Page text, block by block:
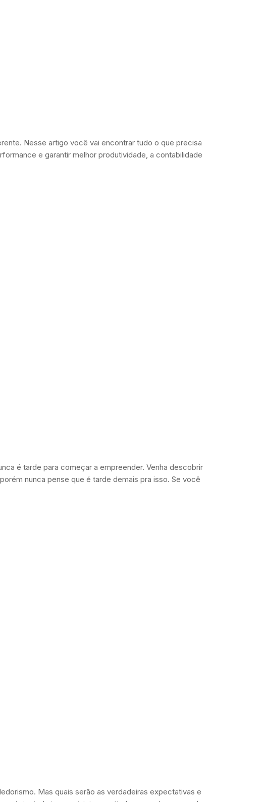
Nesse artigo você vai encontrar tudo o que precisa
e garantir melhor produtividade, a contabilidade
é tarde para começar a empreender. Venha descobrir
nunca pense que é tarde demais pra isso. Se você
Mas quais serão as verdadeiras expectativas e